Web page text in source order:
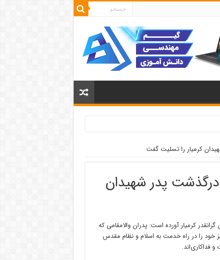
کرمیار را تسلیت گفت
درگذشت پدر شهیدان
کرمیار آورده است: پدران والامقامی که
خود را در راه خدمت به اسلام و نظام مقدس
فداکاری‌اند.